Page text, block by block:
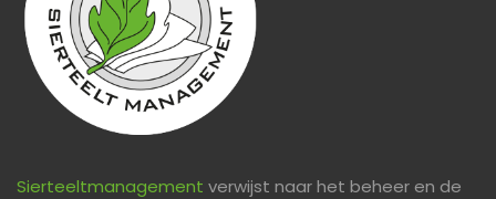
Sierteeltmanagement verwijst naar het beheer en de